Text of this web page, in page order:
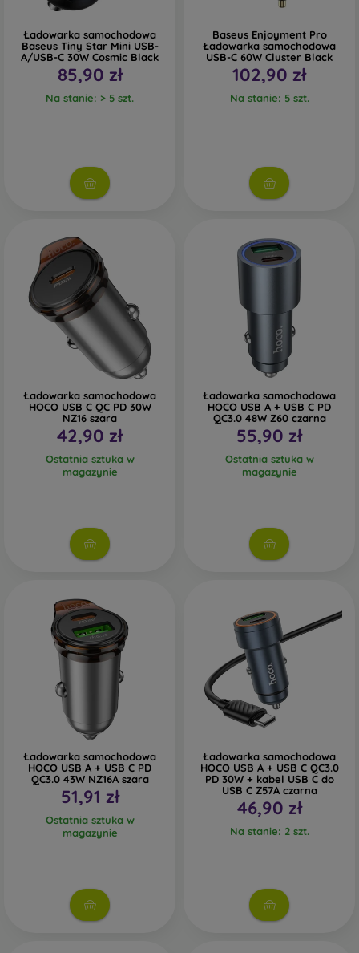
Ładowarka samochodowa
Baseus Tiny Star Mini USB-
A/USB-C 30W Cosmic Black
85,90 zł
Na stanie: > 5 szt.
Baseus Enjoyment Pro
Ładowarka samochodowa
USB-C 60W Cluster Black
102,90 zł
Na stanie: 5 szt.
Ładowarka samochodowa
HOCO USB C QC PD 30W
NZ16 szara
42,90 zł
Ostatnia sztuka w
magazynie
Ładowarka samochodowa
HOCO USB A + USB C PD
QC3.0 48W Z60 czarna
55,90 zł
Ostatnia sztuka w
magazynie
Ładowarka samochodowa
HOCO USB A + USB C PD
QC3.0 43W NZ16A szara
51,91 zł
Ostatnia sztuka w
magazynie
Ładowarka samochodowa
HOCO USB A + USB C QC3.0
PD 30W + kabel USB C do
USB C Z57A czarna
46,90 zł
Na stanie: 2 szt.